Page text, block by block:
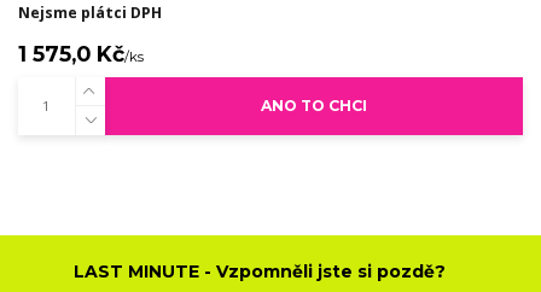
Nejsme plátci DPH
1 575,0 Kč/ks
ANO TO CHCI
LAST MINUTE - Vzpomněli jste si pozdě?